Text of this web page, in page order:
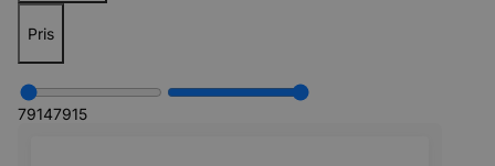
Pris
79147915